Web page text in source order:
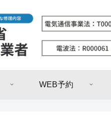
WEB予約